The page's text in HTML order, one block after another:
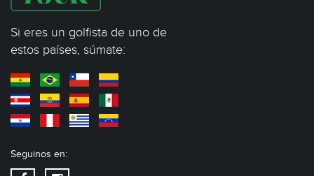
Si eres un golfista de uno de
estos países, súmate:
Seguinos en: